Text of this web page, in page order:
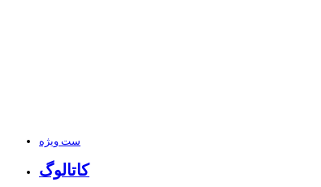
ست ویژه
کاتالوگ